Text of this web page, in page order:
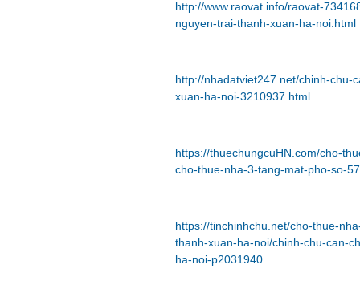
http://www.raovat.info/raovat-
nguyen-trai-thanh-xuan-ha-noi.html
http://nhadatviet247.net/chinh-
xuan-ha-noi-3210937.html
https://thuechungcuHN.com/cho-
cho-thue-nha-3-tang-mat-pho-so-
https://tinchinhchu.net/cho-thue-
thanh-xuan-ha-noi/chinh-chu-can-
ha-noi-p2031940